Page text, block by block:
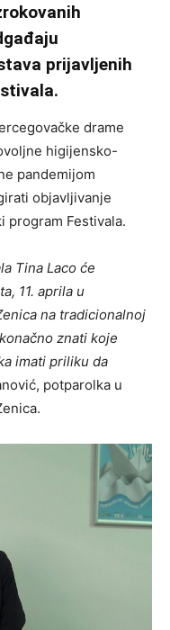
prijavljenih
drame
higijensko-
pandemijom
objavljivanje
program Festivala.
Tina Laco će
11. aprila u
na tradicionalnoj
znati koje
imati priliku da
potparolka u